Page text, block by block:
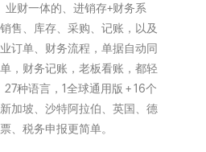
业财一体的、进销存+财务系
售、库存、采购、记账，以及
订单、财务流程，单据自动同
，财务记账，老板看账，都轻
种语言，1全球通用版 + 16个
加坡、沙特阿拉伯、英国、德
、税务申报更简单。